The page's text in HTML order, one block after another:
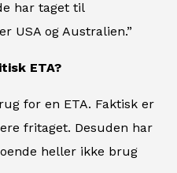
har taget til
USA og Australien.”
ETA?
for en ETA. Faktisk er
fritaget. Desuden har
heller ikke brug